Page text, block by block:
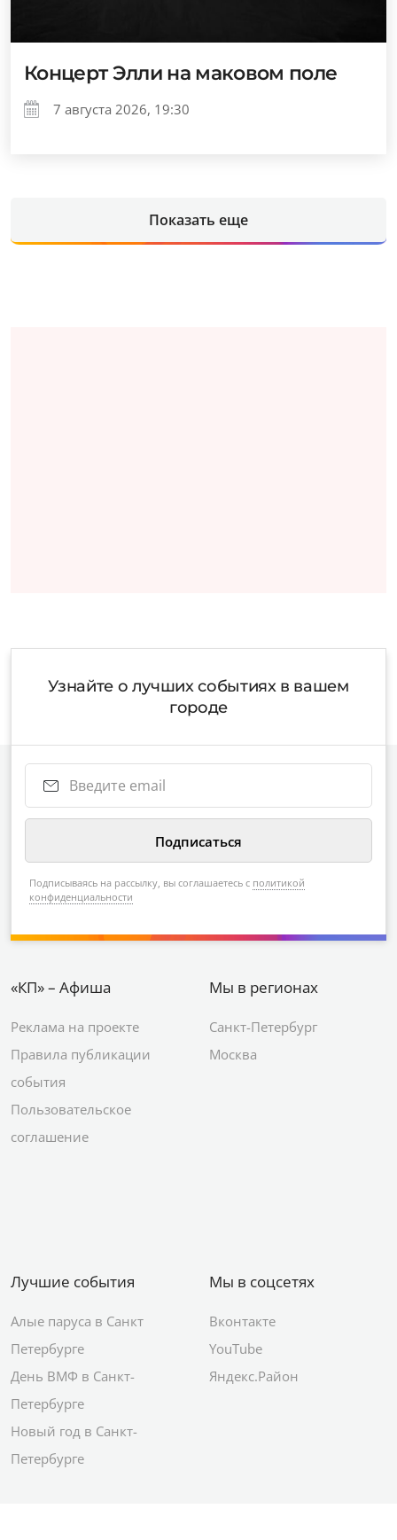
Концерт Элли на маковом поле
7 августа 2026, 19:30
Показать еще
Узнайте о лучших событиях в вашем
городе
Подписываясь на рассылку, вы соглашаетесь с политикой
конфиденциальности
«КП» – Афиша
Реклама на проекте
Правила публикации
события
Пользовательское
соглашение
Мы в регионах
Санкт-Петербург
Москва
Лучшие события
Алые паруса в Санкт
Петербурге
День ВМФ в Санкт-
Петербурге
Новый год в Санкт-
Петербурге
Мы в соцсетях
Вконтакте
YouTube
Яндекс.Район